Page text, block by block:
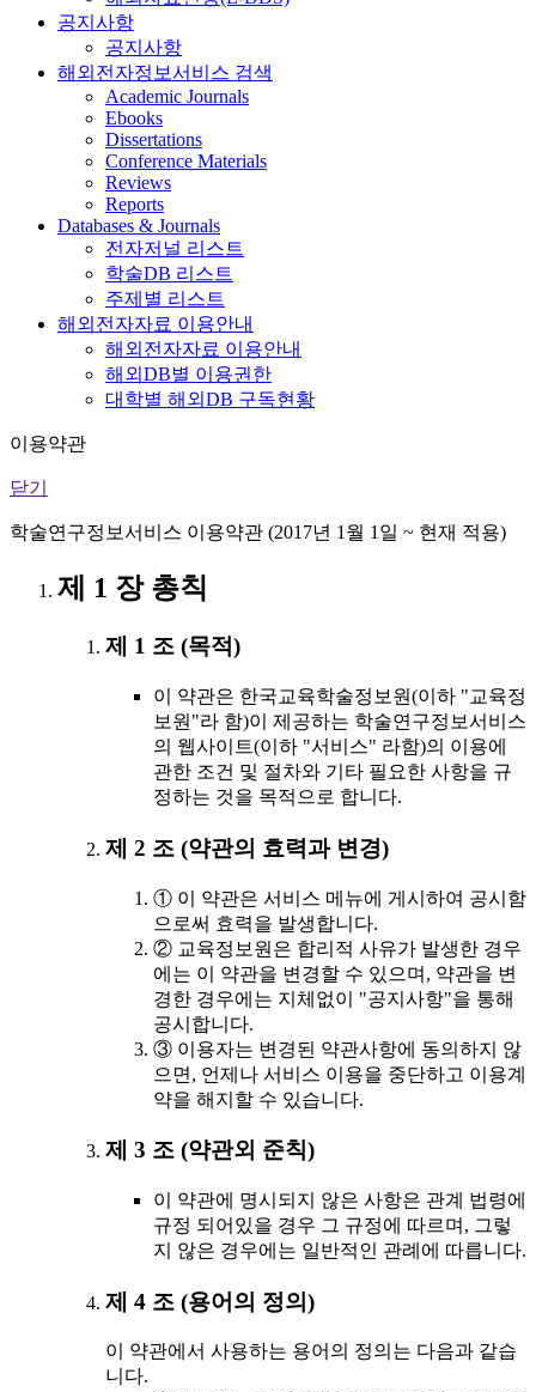
공지사항
공지사항
해외전자정보서비스 검색
Academic Journals
Ebooks
Dissertations
Conference Materials
Reviews
Reports
Databases & Journals
전자저널 리스트
학술DB 리스트
주제별 리스트
해외전자자료 이용안내
해외전자자료 이용안내
해외DB별 이용권한
대학별 해외DB 구독현황
이용약관
닫기
학술연구정보서비스 이용약관 (2017년 1월 1일 ~ 현재 적용)
제 1 장 총칙
제 1 조 (목적)
이 약관은 한국교육학술정보원(이하 "교육정
보원"라 함)이 제공하는 학술연구정보서비스
의 웹사이트(이하 "서비스" 라함)의 이용에
관한 조건 및 절차와 기타 필요한 사항을 규
정하는 것을 목적으로 합니다.
제 2 조 (약관의 효력과 변경)
① 이 약관은 서비스 메뉴에 게시하여 공시함
으로써 효력을 발생합니다.
② 교육정보원은 합리적 사유가 발생한 경우
에는 이 약관을 변경할 수 있으며, 약관을 변
경한 경우에는 지체없이 "공지사항"을 통해
공시합니다.
③ 이용자는 변경된 약관사항에 동의하지 않
으면, 언제나 서비스 이용을 중단하고 이용계
약을 해지할 수 있습니다.
제 3 조 (약관외 준칙)
이 약관에 명시되지 않은 사항은 관계 법령에
규정 되어있을 경우 그 규정에 따르며, 그렇
지 않은 경우에는 일반적인 관례에 따릅니다.
제 4 조 (용어의 정의)
이 약관에서 사용하는 용어의 정의는 다음과 같습
니다.